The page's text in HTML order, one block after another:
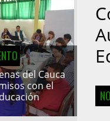
del Cauca
con el